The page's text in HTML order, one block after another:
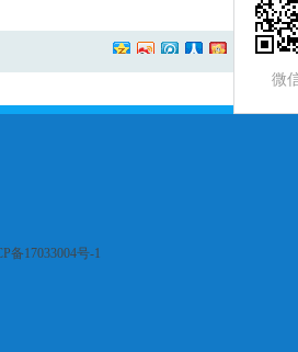
微
备17033004号-1